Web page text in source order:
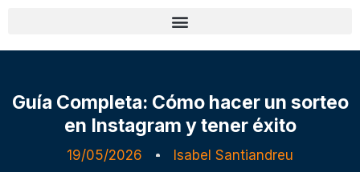
Guía Completa: Cómo hacer un sorteo
en Instagram y tener éxito
19/05/2026 Isabel Santiandreu